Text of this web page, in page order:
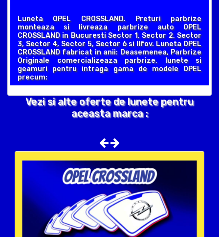
Luneta OPEL CROSSLAND. Preturi parbrize
monteaza si livreaza parbrize auto OPEL
CROSSLAND in Bucuresti Sector 1, Sector 2, Sector
3, Sector 4, Sector 5, Sector 6 si Ilfov. Luneta OPEL
CROSSLAND fabricat in anii: Deasemenea, Parbrize
Originale comercializeaza parbrize, lunete si
geamuri pentru intraga gama de modele OPEL
precum:
Vezi si alte oferte de lunete pentru
aceasta marca :